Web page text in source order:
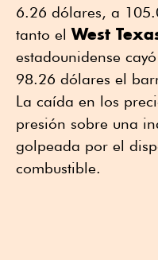
6.26 dólares, a
tanto elWest
estadounidense
98.26 dólares el
La caída en los
presión sobre una
golpeada por el
combustible.